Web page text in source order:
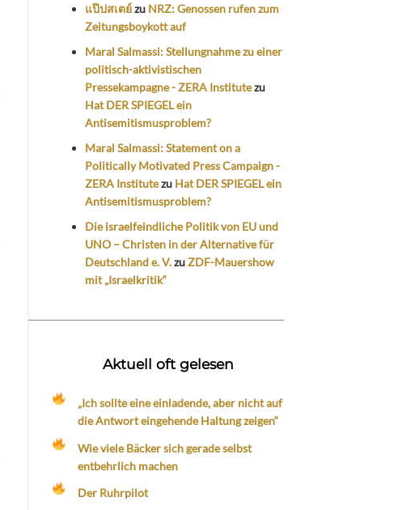
แป๊ปสเตย์zu NRZ: Genossen rufen zum
Zeitungsboykott auf
Maral Salmassi: Stellungnahme zu einer
politisch-aktivistischen
Pressekampagne - ZERA Institutezu
Hat DER SPIEGEL ein
Antisemitismusproblem?
Maral Salmassi: Statement on a
Politically Motivated Press Campaign -
ZERA Institutezu Hat DER SPIEGEL ein
Antisemitismusproblem?
Die israelfeindliche Politik von EU und
UNO – Christen in der Alternative für
Deutschland e. V.zuZDF-Mauershow
mit „Israelkritik“
Aktuell oft gelesen
„Ich sollte eine einladende, aber nicht auf
die Antwort eingehende Haltung zeigen“
Wie viele Bäcker sich gerade selbst
entbehrlich machen
Der Ruhrpilot